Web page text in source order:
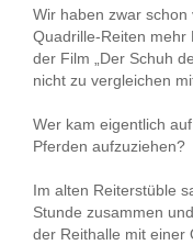
Wir haben zwar
Quadrille-Reiten mehr
der Film „Der Schuh
nicht zu vergleichen
Wer kam eigentlich
Pferden aufzuziehen?
Im alten Reiterstüble
Stunde zusammen
der Reithalle mit einer